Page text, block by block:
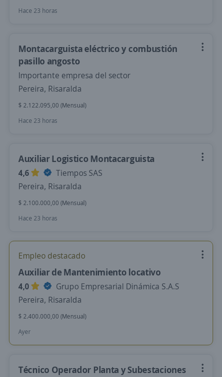
Hace 23 horas
Montacarguista eléctrico y combustión
pasillo angosto
Importante empresa del sector
Pereira, Risaralda
$ 2.122.095,00 (Mensual)
Hace 23 horas
Auxiliar Logistico Montacarguista
4,6
Tiempos SAS
Pereira, Risaralda
$ 2.100.000,00 (Mensual)
Hace 23 horas
Empleo destacado
Auxiliar de Mantenimiento locativo
4,0
Grupo Empresarial Dinámica S.A.S
Pereira, Risaralda
$ 2.400.000,00 (Mensual)
Ayer
Técnico Operador Planta y Subestaciones